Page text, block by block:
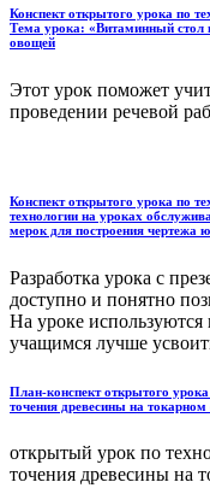
Конспект открытого урока по
Тема урока: «Витаминный стол
овощей
Этот урок поможет
проведении речевой
Конспект открытого урока по
технологии на уроках
мерок для построения чертежа
Разработка урока с
доступно и понятно
На уроке
учащимся лучше
План-конспект открытого
точения древесины на токарном
открытый урок по
точения древесины на